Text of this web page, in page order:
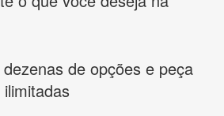
de opções e peça